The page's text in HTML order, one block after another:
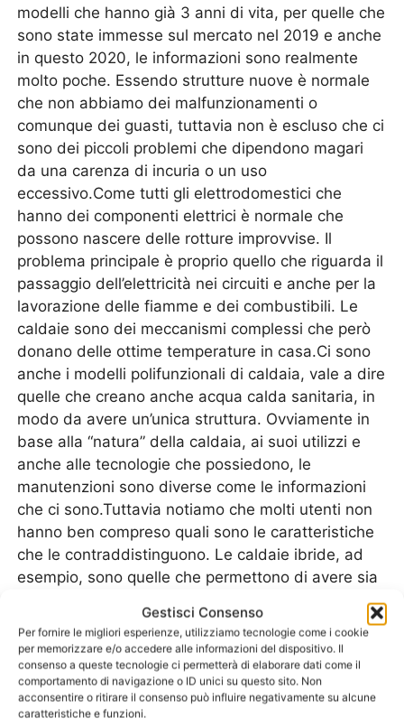
Gestisci Consenso
Per fornire le migliori esperienze, utilizziamo tecnologie come i cookie
per memorizzare e/o accedere alle informazioni del dispositivo. Il
consenso a queste tecnologie ci permetterà di elaborare dati come il
comportamento di navigazione o ID unici su questo sito. Non
acconsentire o ritirare il consenso può influire negativamente su alcune
caratteristiche e funzioni.
modelli che hanno già 3 anni di vita, per quelle che
sono state immesse sul mercato nel 2019 e anche
in questo 2020, le informazioni sono realmente
molto poche. Essendo strutture nuove è normale
che non abbiamo dei malfunzionamenti o
comunque dei guasti, tuttavia non è escluso che ci
sono dei piccoli problemi che dipendono magari
da una carenza di incuria o un uso
eccessivo.Come tutti gli elettrodomestici che
hanno dei componenti elettrici è normale che
possono nascere delle rotture improvvise. Il
problema principale è proprio quello che riguarda il
passaggio dell’elettricità nei circuiti e anche per la
lavorazione delle fiamme e dei combustibili. Le
caldaie sono dei meccanismi complessi che però
donano delle ottime temperature in casa.Ci sono
anche i modelli polifunzionali di caldaia, vale a dire
quelle che creano anche acqua calda sanitaria, in
modo da avere un’unica struttura. Ovviamente in
base alla “natura” della caldaia, ai suoi utilizzi e
anche alle tecnologie che possiedono, le
manutenzioni sono diverse come le informazioni
che ci sono.Tuttavia notiamo che molti utenti non
hanno ben compreso quali sono le caratteristiche
che le contraddistinguono. Le caldaie ibride, ad
esempio, sono quelle che permettono di avere sia
funzione. Alcune hanno anche la scelta di utilizzo,
nel senso che si può scegliere anche se si
preferisce usare un combustibile piuttosto che un
altro. Già questo è un comportamento errato
perché si danneggia e usura maggiormente una